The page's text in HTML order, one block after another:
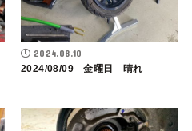
2024.08.10
2024/08/09 金曜日 晴れ